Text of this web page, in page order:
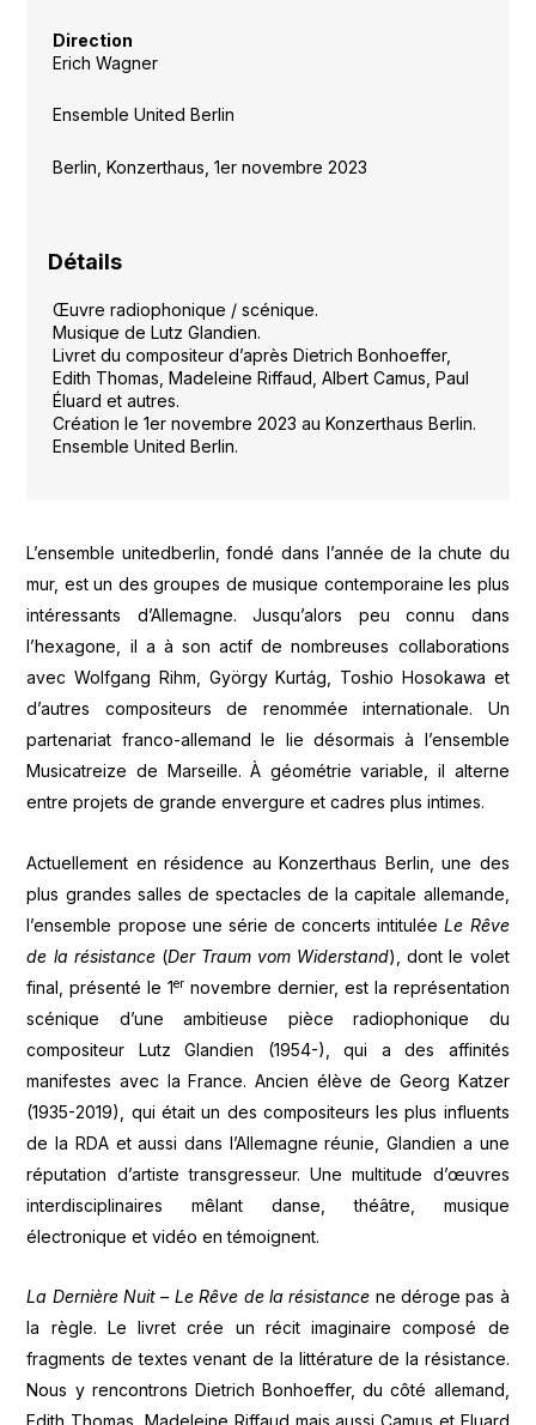
Direction
Erich Wagner
Ensemble United Berlin
Berlin, Konzerthaus, 1er novembre 2023
Détails
Œuvre radiophonique / scénique.
Musique de Lutz Glandien.
Livret du compositeur d’après Dietrich Bonhoeffer,
Edith Thomas, Madeleine Riffaud, Albert Camus, Paul
Éluard et autres.
Création le 1er novembre 2023 au Konzerthaus Berlin.
Ensemble United Berlin.
L’ensemble unitedberlin, fondé dans l’année de la chute du
mur, est un des groupes de musique contemporaine les plus
intéressants d’Allemagne. Jusqu’alors peu connu dans
l’hexagone, il a à son actif de nombreuses collaborations
avec Wolfgang Rihm, György Kurtág, Toshio Hosokawa et
d’autres compositeurs de renommée internationale. Un
partenariat franco-allemand le lie désormais à l’ensemble
Musicatreize de Marseille. À géométrie variable, il alterne
entre projets de grande envergure et cadres plus intimes.
Actuellement en résidence au Konzerthaus Berlin, une des
plus grandes salles de spectacles de la capitale allemande,
l’ensemble propose une série de concerts intituléeLe Rêve
de la résistance(Der Traum vom Widerstand), dont le volet
final, présenté le 1er novembre dernier, est la représentation
scénique d’une ambitieuse pièce radiophonique du
compositeur Lutz Glandien (1954-), qui a des affinités
manifestes avec la France. Ancien élève de Georg Katzer
(1935-2019), qui était un des compositeurs les plus influents
de la RDA et aussi dans l’Allemagne réunie, Glandien a une
réputation d’artiste transgresseur. Une multitude d’œuvres
interdisciplinaires mêlant danse, théâtre, musique
électronique et vidéo en témoignent.
La Dernière Nuit – Le Rêve de la résistance ne déroge pas à
la règle. Le livret crée un récit imaginaire composé de
fragments de textes venant de la littérature de la résistance.
Nous y rencontrons Dietrich Bonhoeffer, du côté allemand,